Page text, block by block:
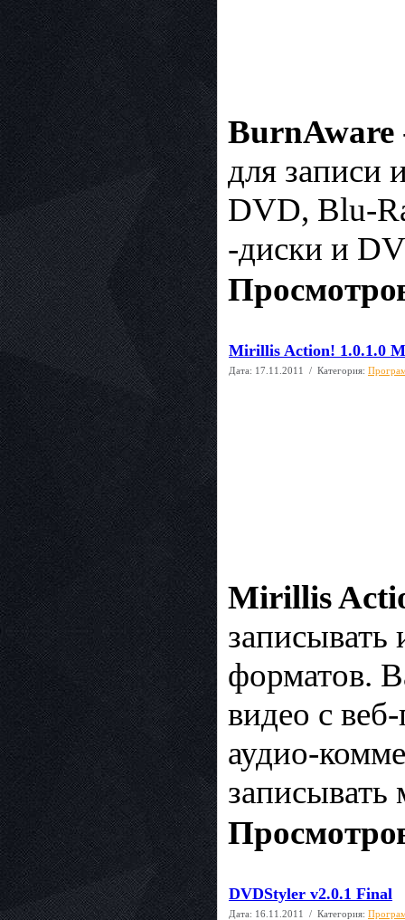
BurnAware
для записи
DVD, Blu-
-диски и
Mirillis Action! 1.0.1.0
Дата: 17.11.2011 / Категория:
Mirillis
форматов.
видео с
аудио-
DVDStyler v2.0.1 Final
Дата: 16.11.2011 / Категория: